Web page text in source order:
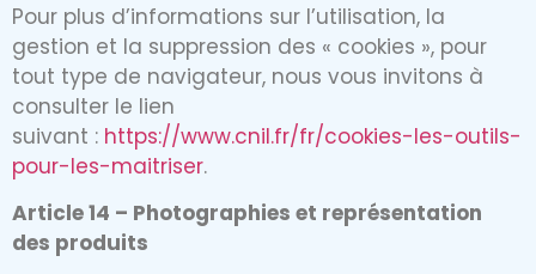
Pour plus d’informations sur l’utilisation, la
gestion et la suppression des « cookies », pour
tout type de navigateur, nous vous invitons à
consulter le lien
suivant : https://www.cnil.fr/fr/cookies-les-outils-
pour-les-maitriser.
Article 14 – Photographies et représentation
des produits